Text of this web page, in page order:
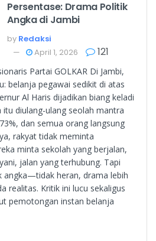
Persentase: Drama Politik
Angka di Jambi
by Redaksi
April 1, 2026
121
Partai GOLKAR Di Jambi,
belanja pegawai sedikit di atas
Al Haris dijadikan biang keladi
itu diulang-ulang seolah mantra
dan semua orang langsung
rakyat tidak meminta
minta sekolah yang berjalan,
jalan yang terhubung. Tapi
angka—tidak heran, drama lebih
realitas. Kritik ini lucu sekaligus
pemotongan instan belanja